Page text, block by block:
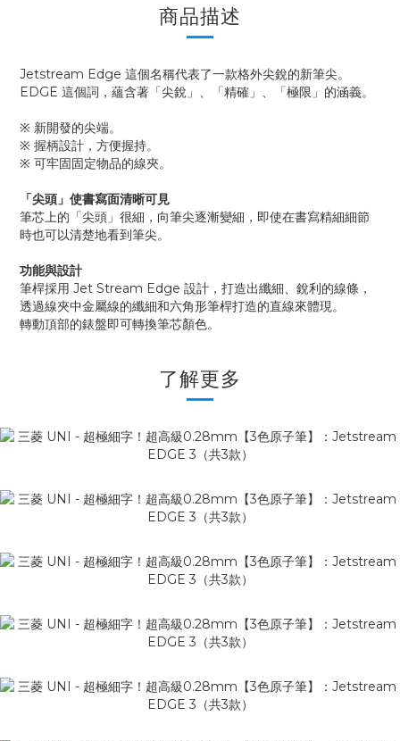
商品描述
Jetstream Edge 這個名稱代表了一款格外尖銳的新筆尖。
EDGE 這個詞，蘊含著「尖銳」、「精確」、「極限」的涵義。
※ 新開發的尖端。
※ 握柄設計，方便握持。
※ 可牢固固定物品的線夾。
「尖頭」使書寫面清晰可見
筆芯上的「尖頭」很細，向筆尖逐漸變細，即使在書寫精細細節
時也可以清楚地看到筆尖。
功能與設計
筆桿採用 Jet Stream Edge 設計，打造出纖細、銳利的線條，
透過線夾中金屬線的纖細和六角形筆桿打造的直線來體現。
轉動頂部的錶盤即可轉換筆芯顏色。
了解更多